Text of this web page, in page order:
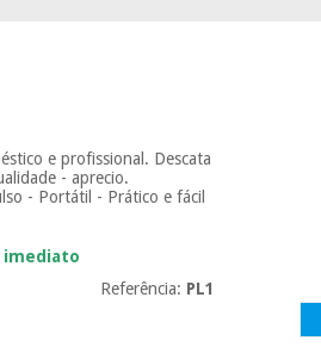
e profissional. Descata
- aprecio.
- Portátil - Prático e fácil
imediato
Referência: PL1